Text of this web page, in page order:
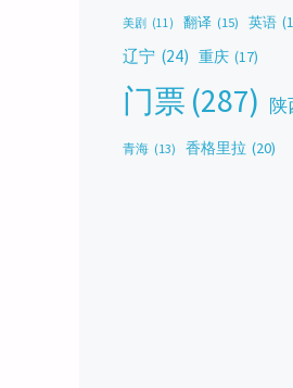
美剧 (11) 翻译 (15) 英语
辽宁 (24) 重庆 (17)
门票 (287) 陕
青海 (13) 香格里拉 (20)